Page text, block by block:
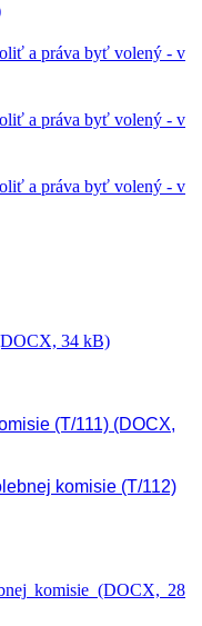
a práva byť volený - v
a práva byť volený - v
a práva byť volený - v
34 kB)
(T/111) (DOCX,
komisie (T/112)
komisie (DOCX, 28